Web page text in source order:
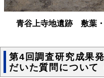
青谷上寺地遺跡 敷葉
第4回調査研究成果
だいた質問について